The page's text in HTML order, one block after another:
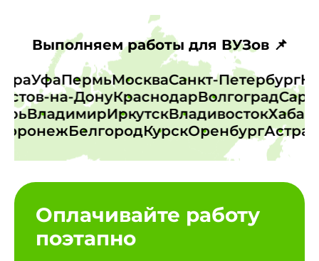
Выполняем работы для ВУЗов 📌
УфаПермьМоскваСанкт-Петербург
на-ДонуКраснодарВолгоград
ТверьВладимирИркутскВладивосток
БелгородКурскОренбург
Оплачивайте работу
поэтапно